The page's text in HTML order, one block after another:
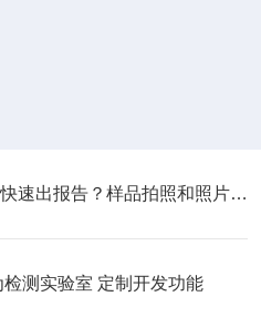
RoHS检测如何快速出报告？样品拍照和照片标记软件工具帮助节省八成时间
测实验室 定制开发功能